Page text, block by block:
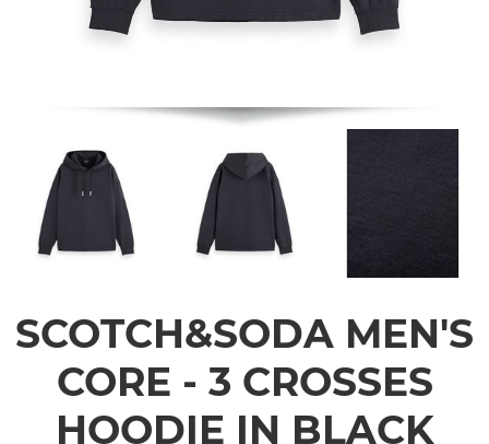
SCOTCH&SODA MEN'S
CORE - 3 CROSSES
HOODIE IN BLACK